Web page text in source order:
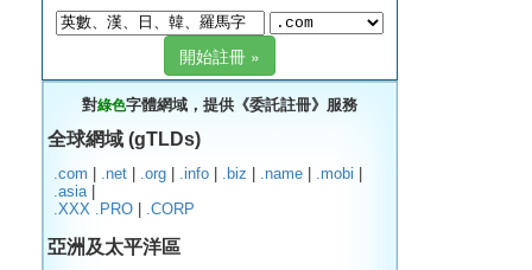
對綠色字體網域，提供《委託註冊》服務
全球網域 (gTLDs)
.com | .net | .org | .info | .biz | .name | .mobi |
.asia |
.XXX
.PRO | .CORP
亞洲及太平洋區